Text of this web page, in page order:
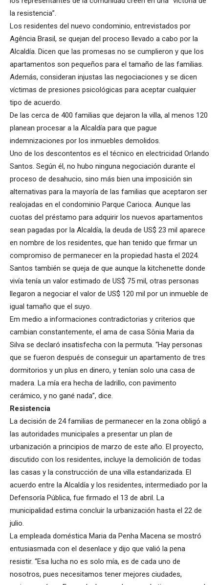
la resistencia”.
Los residentes del nuevo condominio, entrevistados por
Agência Brasil, se quejan del proceso llevado a cabo por la
Alcaldía. Dicen que las promesas no se cumplieron y que los
apartamentos son pequeños para el tamaño de las familias.
Además, consideran injustas las negociaciones y se dicen
víctimas de presiones psicológicas para aceptar cualquier
tipo de acuerdo.
De las cerca de 400 familias que dejaron la villa, al menos 120
planean procesar a la Alcaldía para que pague
indemnizaciones por los inmuebles demolidos.
Uno de los descontentos es el técnico en electricidad Orlando
Santos. Según él, no hubo ninguna negociación durante el
proceso de desahucio, sino más bien una imposición sin
alternativas para la mayoría de las familias que aceptaron ser
realojadas en el condominio Parque Carioca. Aunque las
cuotas del préstamo para adquirir los nuevos apartamentos
sean pagadas por la Alcaldía, la deuda de US$ 23 mil aparece
en nombre de los residentes, que han tenido que firmar un
compromiso de permanecer en la propiedad hasta el 2024.
Santos también se queja de que aunque la kitchenette donde
vivía tenía un valor estimado de US$ 75 mil, otras personas
llegaron a negociar el valor de US$ 120 mil por un inmueble de
igual tamaño que el suyo.
Em medio a informaciones contradictorias y criterios que
cambian constantemente, el ama de casa Sônia Maria da
Silva se declaró insatisfecha con la permuta. “Hay personas
que se fueron después de conseguir un apartamento de tres
dormitorios y un plus en dinero, y tenían solo una casa de
madera. La mía era hecha de ladrillo, con pavimento
cerámico, y no gané nada”, dice.
Resistencia
La decisión de 24 familias de permanecer en la zona obligó a
las autoridades municipales a presentar un plan de
urbanización a principios de marzo de este año. El proyecto,
discutido con los residentes, incluye la demolición de todas
las casas y la construcción de una villa estandarizada. El
acuerdo entre la Alcaldía y los residentes, intermediado por la
Defensoría Pública, fue firmado el 13 de abril. La
municipalidad estima concluir la urbanización hasta el 22 de
julio.
La empleada doméstica Maria da Penha Macena se mostró
entusiasmada con el desenlace y dijo que valió la pena
resistir. “Esa lucha no es solo mía, es de cada uno de
nosotros, pues necesitamos tener mejores ciudades,